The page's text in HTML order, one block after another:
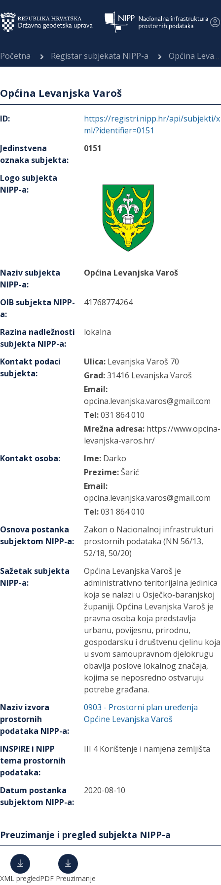
Početna Registar subjekata NIPP-a Općina Levanjska Varoš
Općina Levanjska Varoš
ID:
https://registri.nipp.hr/api/subjekti/x
ml/?identifier=0151
Jedinstvena
oznaka subjekta:
0151
Logo subjekta
NIPP-a:
Naziv subjekta
NIPP-a:
Općina Levanjska Varoš
OIB subjekta NIPP-
a:
41768774264
Razina nadležnosti
subjekta NIPP-a:
lokalna
Kontakt podaci
subjekta:
Ulica: Levanjska Varoš 70
Grad:31416 Levanjska Varoš
Email:
opcina.levanjska.varos@gmail.com
Tel:031 864 010
Mrežna adresa: https://www.opcina-
levanjska-varos.hr/
Kontakt osoba: Ime: Darko
Prezime: Šarić
Email:
opcina.levanjska.varos@gmail.com
Tel:031 864 010
Osnova postanka
subjektom NIPP-a:
Zakon o Nacionalnoj infrastrukturi
prostornih podataka (NN 56/13,
52/18, 50/20)
Sažetak subjekta
NIPP-a:
Općina Levanjska Varoš je
administrativno teritorijalna jedinica
koja se nalazi u Osječko-baranjskoj
županiji. Općina Levanjska Varoš je
pravna osoba koja predstavlja
urbanu, povijesnu, prirodnu,
gospodarsku i društvenu cjelinu koja
u svom samoupravnom djelokrugu
obavlja poslove lokalnog značaja,
kojima se neposredno ostvaruju
potrebe građana.
Naziv izvora
prostornih
podataka NIPP-a:
0903 - Prostorni plan uređenja
Općine Levanjska Varoš
INSPIRE i NIPP
tema prostornih
podataka:
III 4 Korištenje i namjena zemljišta
Datum postanka
subjektom NIPP-a:
2020-08-10
Preuzimanje i pregled subjekta NIPP-a
XML pregledPDF Preuzimanje